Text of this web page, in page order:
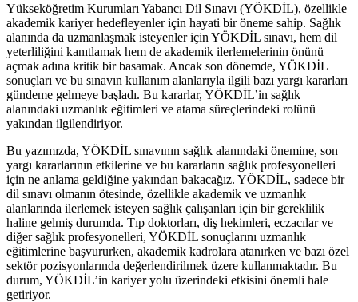
Yükseköğretim Kurumları Yabancı Dil Sınavı (YÖKDİL), özellikle
akademik kariyer hedefleyenler için hayati bir öneme sahip. Sağlık
alanında da uzmanlaşmak isteyenler için YÖKDİL sınavı, hem dil
yeterliliğini kanıtlamak hem de akademik ilerlemelerinin önünü
açmak adına kritik bir basamak. Ancak son dönemde, YÖKDİL
sonuçları ve bu sınavın kullanım alanlarıyla ilgili bazı yargı kararları
gündeme gelmeye başladı. Bu kararlar, YÖKDİL’in sağlık
alanındaki uzmanlık eğitimleri ve atama süreçlerindeki rolünü
yakından ilgilendiriyor.
Bu yazımızda, YÖKDİL sınavının sağlık alanındaki önemine, son
yargı kararlarının etkilerine ve bu kararların sağlık profesyonelleri
için ne anlama geldiğine yakından bakacağız. YÖKDİL, sadece bir
dil sınavı olmanın ötesinde, özellikle akademik ve uzmanlık
alanlarında ilerlemek isteyen sağlık çalışanları için bir gereklilik
haline gelmiş durumda. Tıp doktorları, diş hekimleri, eczacılar ve
diğer sağlık profesyonelleri, YÖKDİL sonuçlarını uzmanlık
eğitimlerine başvururken, akademik kadrolara atanırken ve bazı özel
sektör pozisyonlarında değerlendirilmek üzere kullanmaktadır. Bu
durum, YÖKDİL’in kariyer yolu üzerindeki etkisini önemli hale
getiriyor.